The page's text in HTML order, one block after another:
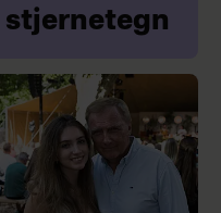
stjernetegn